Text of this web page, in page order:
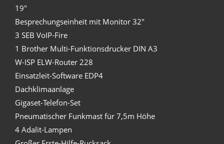
19"
Besprechungseinheit mit Monitor 32"
3 SEB VoIP-Fire
1 Brother Multi-Funktionsdrucker DIN A3
W-ISP ELW-Router 228
Einsatzleit-Software EDP4
Dachklimaanlage
Gigaset-Telefon-Set
Pneumatischer Funkmast für 7,5m Höhe
4 Adalit-Lampen